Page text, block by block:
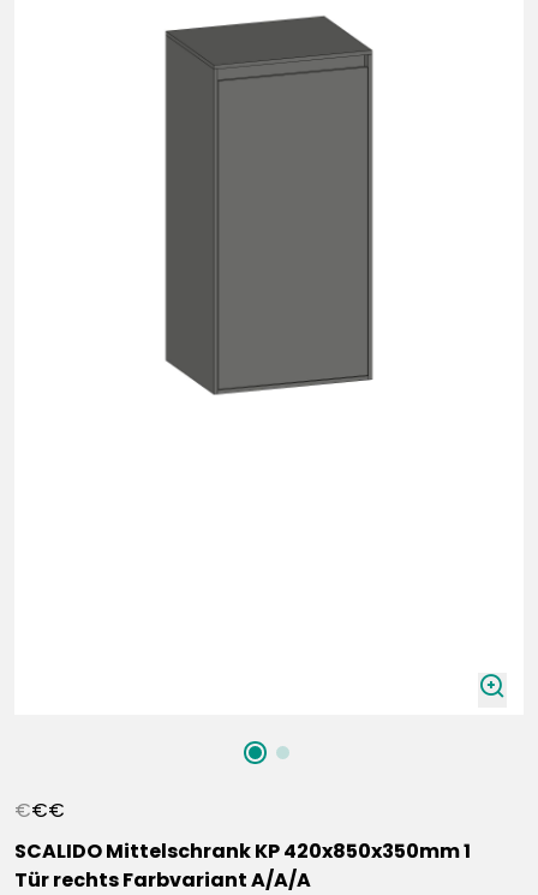
zoomIn
€€€
SCALIDO Mittelschrank KP 420x850x350mm 1
Tür rechts Farbvariant A/A/A